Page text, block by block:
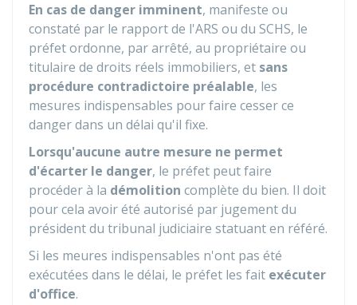
En cas de danger imminent, manifeste ou
constaté par le rapport de l'ARS ou du SCHS, le
préfet ordonne, par arrêté, au propriétaire ou
titulaire de droits réels immobiliers, et sans
procédure contradictoire préalable, les
mesures indispensables pour faire cesser ce
danger dans un délai qu'il fixe.
Lorsqu'aucune autre mesure ne permet
d'écarter le danger, le préfet peut faire
procéder à la démolition complète du bien. Il doit
pour cela avoir été autorisé par jugement du
président du tribunal judiciaire statuant en référé.
Si les meures indispensables n'ont pas été
exécutées dans le délai, le préfet les fait exécuter
d'office.